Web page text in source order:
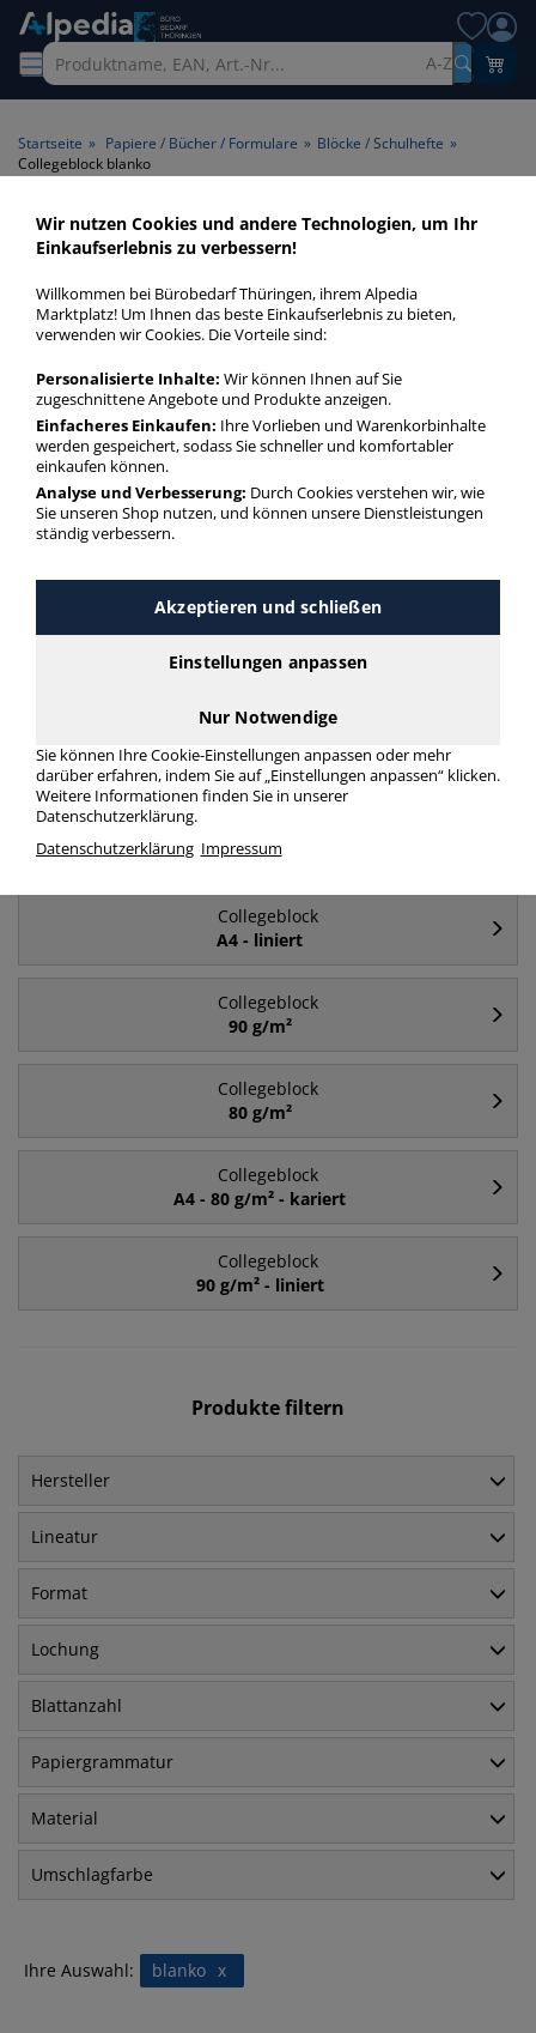
A-Z
Startseite » Papiere / Bücher / Formulare » Blöcke / Schulhefte »
Collegeblock blanko
Collegeblock blanko >
Lineatur blanko
Collegeblock blanko in bester Qualität zum günstigen Preis.
Funktion.
Collegeblock blanko
mehr Infos zur Kategorie
Collegeblock
Collegeblock
liniert
A5
Collegeblock
A4 - liniert
Collegeblock
90 g/m²
Collegeblock
80 g/m²
Collegeblock
A4 - 80 g/m² - kariert
Collegeblock
90 g/m² - liniert
Produkte filtern
Hersteller
Lineatur
Format
Lochung
Blattanzahl
Papiergrammatur
Material
Umschlagfarbe
Ihre Auswahl: x
blanko
Wir nutzen Cookies und andere Technologien, um Ihr
Einkaufserlebnis zu verbessern!
Willkommen bei Bürobedarf Thüringen, ihrem Alpedia
Marktplatz! Um Ihnen das beste Einkaufserlebnis zu bieten,
verwenden wir Cookies. Die Vorteile sind:
Personalisierte Inhalte: Wir können Ihnen auf Sie
zugeschnittene Angebote und Produkte anzeigen.
Einfacheres Einkaufen: Ihre Vorlieben und Warenkorbinhalte
werden gespeichert, sodass Sie schneller und komfortabler
einkaufen können.
Analyse und Verbesserung: Durch Cookies verstehen wir, wie
Sie unseren Shop nutzen, und können unsere Dienstleistungen
ständig verbessern.
Akzeptieren und schließen
Einstellungen anpassen
Nur Notwendige
Sie können Ihre Cookie-Einstellungen anpassen oder mehr
darüber erfahren, indem Sie auf „Einstellungen anpassen“ klicken.
Weitere Informationen finden Sie in unserer
Datenschutzerklärung.
Datenschutzerklärung Impressum